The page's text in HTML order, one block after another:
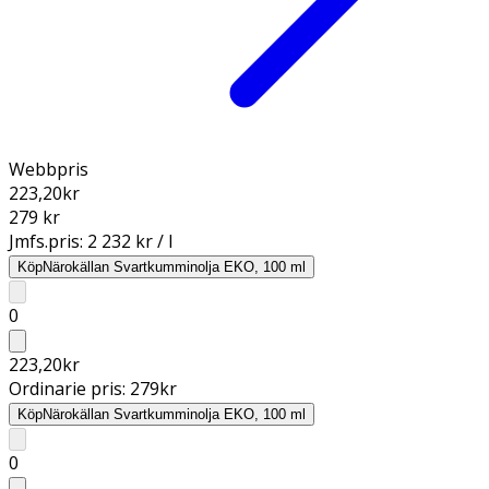
Webbpris
223,20kr
279 kr
Jmfs.pris: 2 232 kr / l
KöpNärokällan Svartkumminolja EKO, 100 ml
0
223,20kr
Ordinarie pris: 279kr
KöpNärokällan Svartkumminolja EKO, 100 ml
0